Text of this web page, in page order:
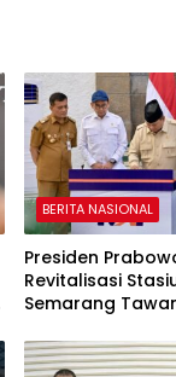
BERITA NASIONAL
Presiden
Revitalisasi
Semarang